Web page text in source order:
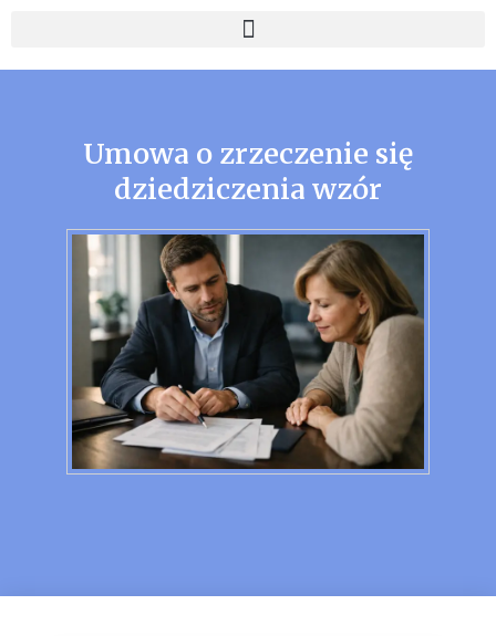
Umowa o zrzeczenie się
dziedziczenia wzór